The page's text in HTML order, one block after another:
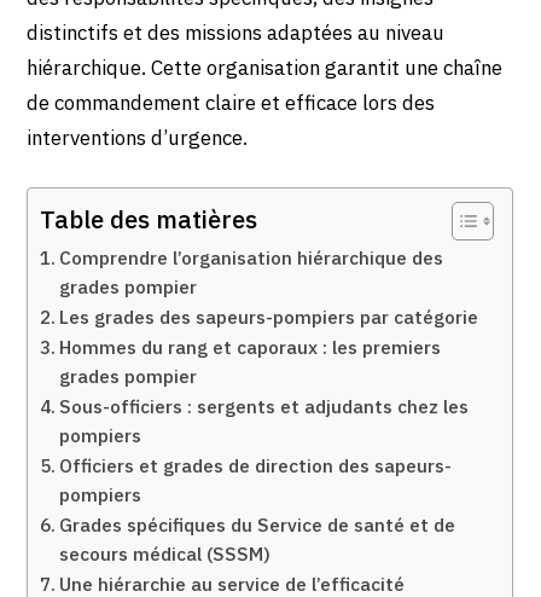
distinctifs et des missions adaptées au niveau
hiérarchique. Cette organisation garantit une chaîne
de commandement claire et efficace lors des
interventions d’urgence.
Table des matières
Comprendre l’organisation hiérarchique des
grades pompier
Les grades des sapeurs-pompiers par catégorie
Hommes du rang et caporaux : les premiers
grades pompier
Sous-officiers : sergents et adjudants chez les
pompiers
Officiers et grades de direction des sapeurs-
pompiers
Grades spécifiques du Service de santé et de
secours médical (SSSM)
Une hiérarchie au service de l’efficacité